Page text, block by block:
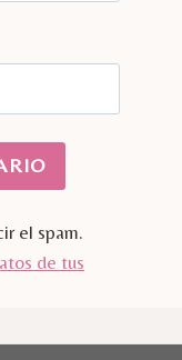
el spam.
de tus